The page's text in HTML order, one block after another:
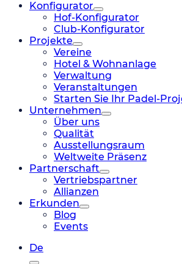
Konfigurator
Hof-Konfigurator
Club-Konfigurator
Projekte
Vereine
Hotel & Wohnanlage
Verwaltung
Veranstaltungen
Starten Sie Ihr Padel-
Unternehmen
Über uns
Qualität
Ausstellungsraum
Weltweite Präsenz
Partnerschaft
Vertriebspartner
Allianzen
Erkunden
Blog
Events
De